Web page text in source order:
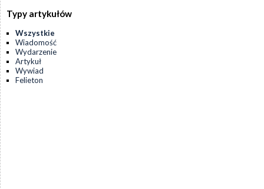
Typy artykułów
Wszystkie
Wiadomość
Wydarzenie
Artykuł
Wywiad
Felieton